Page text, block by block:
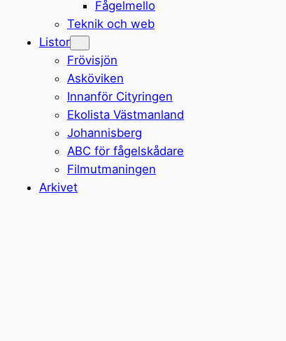
Fågelmello
Teknik och web
Listor
Frövisjön
Asköviken
Innanför Cityringen
Ekolista Västmanland
Johannisberg
ABC för fågelskådare
Filmutmaningen
Arkivet